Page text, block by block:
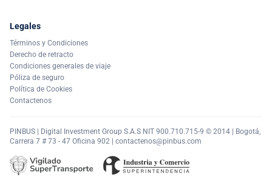
Legales
Términos y Condiciones
Derecho de retracto
Condiciones generales de viaje
Póliza de seguro
Política de Cookies
Contactenos
PINBUS | Digital Investment Group S.A.S NIT 900.710.715-9 © 2014 | Bogotá,
Carrera 7 # 73 - 47 Oficina 902 | contactenos@pinbus.com